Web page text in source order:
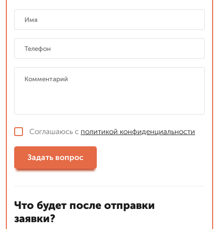
Соглашаюсь с политикой конфиденциальности
Задать вопрос
Что будет после отправки
заявки?